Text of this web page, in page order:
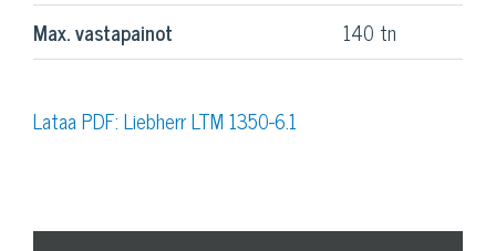
Max. vastapainot
140 tn
Lataa PDF: Liebherr LTM 1350-6.1